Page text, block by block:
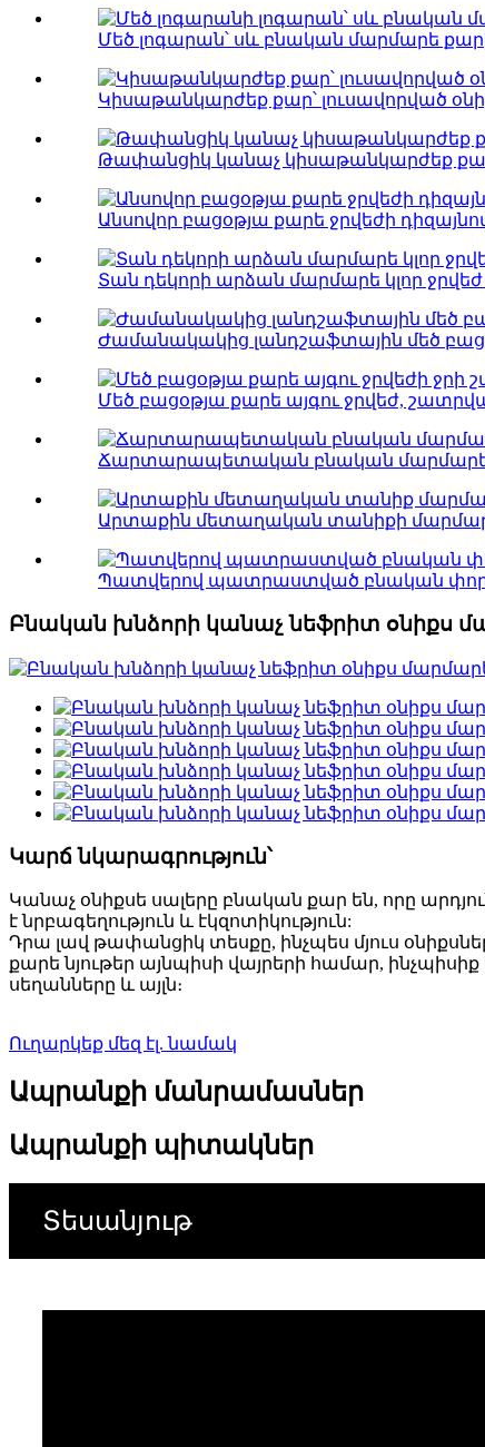
Մեծ լոգարան՝ սև բնական մարմարե
Կիսաթանկարժեք քար՝ լուսավորված
Թափանցիկ կանաչ կիսաթանկարժեք
Անսովոր բացօթյա քարե ջրվեժի
Տան դեկորի արձան մարմարե կլոր
Ժամանակակից լանդշաֆտային մեծ
Մեծ բացօթյա քարե այգու ջրվեժ,
Ճարտարապետական ​​բնական մարմարե
Արտաքին մետաղական տանիքի
Պատվերով պատրաստված բնական
Բնական խնձորի կանաչ նեֆրիտ օնիքս
Կարճ նկարագրություն՝
Կանաչ օնիքսե սալերը բնական քար են, որը
է նրբագեղություն և էկզոտիկություն:
Դրա լավ թափանցիկ տեսքը, ինչպես մյուս
քարե նյութեր այնպիսի վայրերի համար,
սեղանները և այլն։
Ուղարկեք մեզ էլ. նամակ
Ապրանքի մանրամասներ
Ապրանքի պիտակներ
Տեսանյութ